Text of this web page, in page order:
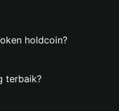
holdcoin?
terbaik?